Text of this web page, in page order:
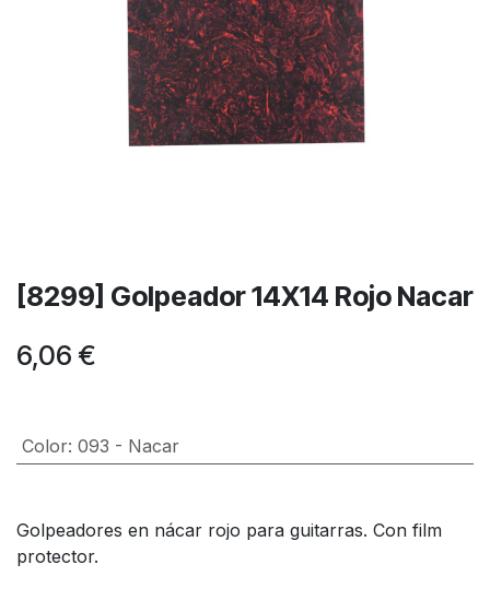
[8299] Golpeador 14X14 Rojo Nacar
6,06 €
Color: 093 - Nacar
Golpeadores en nácar rojo para guitarras. Con film
protector.